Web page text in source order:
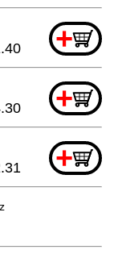
+
+
+